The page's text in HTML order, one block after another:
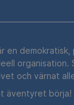
en
organisation.
och värnat
äventyret börja!